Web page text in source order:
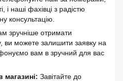
і наші фахівці з радістю
консультацію.
зручніше отримати
ви можете залишити заявку на
вам в зручний для вас
магазині: Завітайте до